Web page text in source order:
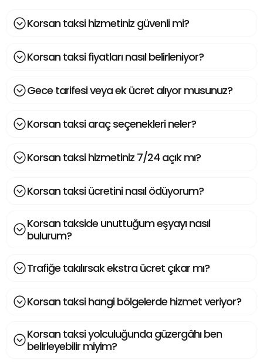
Korsan taksi hizmetiniz güvenli mi?
Korsan taksi fiyatları nasıl belirleniyor?
Gece tarifesi veya ek ücret alıyor musunuz?
Korsan taksi araç seçenekleri neler?
Korsan taksi hizmetiniz 7/24 açık mı?
Korsan taksi ücretini nasıl ödüyorum?
Korsan takside unuttuğum eşyayı nasıl
bulurum?
Trafiğe takılırsak ekstra ücret çıkar mı?
Korsan taksi hangi bölgelerde hizmet veriyor?
Korsan taksi yolculuğunda güzergâhı ben
belirleyebilir miyim?